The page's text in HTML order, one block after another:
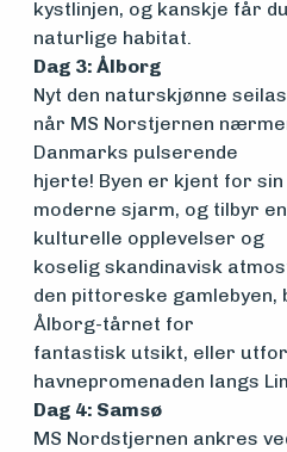
kystlinjen, og kanskje får
naturlige habitat.
Dag 3: Ålborg
Nyt den naturskjønne
når MS Norstjernen
Danmarks pulserende
hjerte! Byen er kjent for
moderne sjarm, og tilbyr
kulturelle opplevelser og
koselig skandinavisk
den pittoreske gamlebyen,
Ålborg-tårnet for
fantastisk utsikt, eller
havnepromenaden langs
Dag 4: Samsø
MS Nordstjernen ankres